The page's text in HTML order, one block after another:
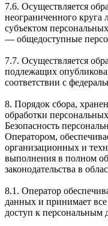
7.6. Осуществляется
неограниченного круга
субъектом
— общедоступные
7.7. Осуществляется
подлежащих
соответствии с
8. Порядок сбора,
обработки
Безопасность
Оператором,
организационных и
выполнения в полном
законодательства в
8.1. Оператор
данных и принимает
доступ к